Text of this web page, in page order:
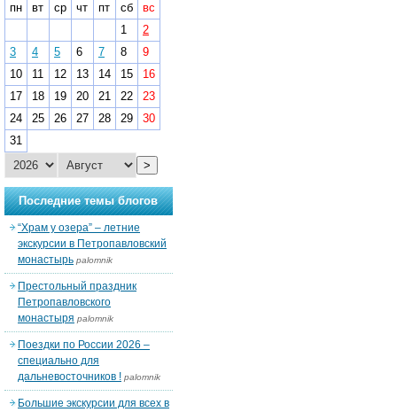
пн
вт ср чт пт сб
вс
1
2
3
4 5 6 7 8
9
10
11 12 13 14 15
16
17
18 19 20 21 22
23
24
25 26 27 28 29
30
31
>
Последние темы блогов
“Храм у озера” – летние
экскурсии в Петропавловский
монастырь palomnik
Престольный праздник
Петропавловского
монастыря palomnik
Поездки по России 2026 –
специально для
дальневосточников ! palomnik
Большие экскурсии для всех в